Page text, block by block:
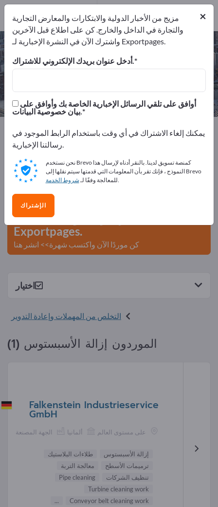
إزالة الأسبستوس – اعثر على الشركات
المصنعة والموردين
المصدرين1
المصنعين 1
Exportpages
الخدمات
التخلص من المهملات وإعادة التدوير
إزالة الأسبستوس
أعلن مجانًا على Exportpages!
الاحتياجات – العروض – السلع المستعملة – جهات الاتصال
التجارية >> ابدأ من هنا
انشر شركتك ومنتجاتك على
Exportpages.
كن موردًا الآن واكتسب شهرة>> انشر هنا
اختيار
التخلص من المهملات وإعادة التدوير
الموردون إزالة الأسبستوس (1)
Falkenstein Industrieservice
GmbH
الجهة المصنعة ألمانيا على مستوى العالم
إزالة الأسبستوس
طلاءات البلاستيك
ترميمات الأسطح
معالجة التربة
تنظيف الشركات
Pipe cleaning
Turbine cleaning work
Conveyor belt cleaning work
...
×
مزيج من الأخبار الدولية والابتكارات والمعارض التجارية
والتجارة في الداخل والخارج. كن على اطلاع قبل الآخرين
واشترك الآن في النشرة الإخبارية لـ Exportpages.
أدخل عنوان بريدك الإلكتروني للاشتراك.
بيان خصوصية البيانات.
يمكنك إلغاء الاشتراك في أي وقت باستخدام الرابط الموجود في
رسالتنا الإخبارية.
نحن نستخدم Brevo كمنصة تسويق لدينا. بالنقر أدناه لإرسال هذا
النموذج ، فإنك تقر بأن المعلومات التي قدمتها سيتم نقلها إلى Brevo
للمعالجة وفقًا لـشروط الخدمة .
الإشتراك